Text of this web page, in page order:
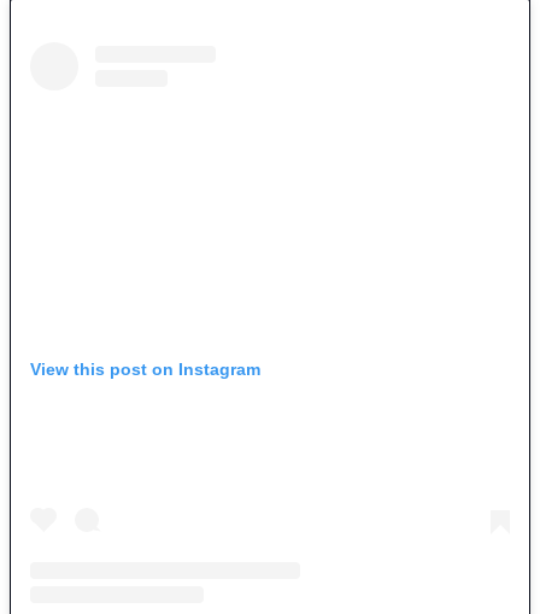
View this post on Instagram